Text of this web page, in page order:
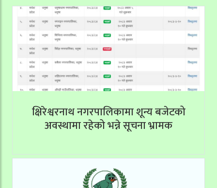
क्षिरेश्वरनाथ नगरपालिकामा शून्य बजेटको
अवस्थामा रहेको भन्ने सूचना भ्रामक